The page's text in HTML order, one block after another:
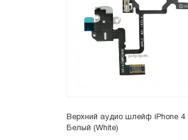
Верхний аудио шлейф iPhone 4
Белый (White)